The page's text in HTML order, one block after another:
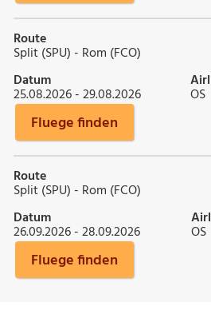
Route
Split (SPU) - Rom (FCO)
Datum
25.08.2026 - 29.08.2026 OS
Fluege finden
Route
Split (SPU) - Rom (FCO)
Datum
26.09.2026 - 28.09.2026 OS
Fluege finden